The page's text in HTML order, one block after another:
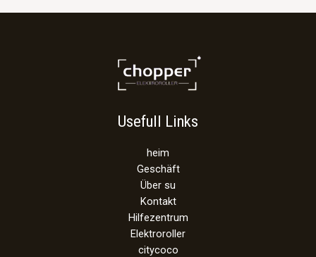
Usefull Links
heim
Geschäft
Über su
Kontakt
Hilfezentrum
Elektroroller
citycoco